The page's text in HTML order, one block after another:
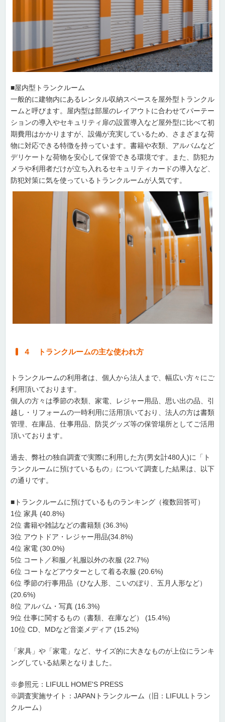
■屋内型トランクルーム
一般的に建物内にあるレンタル収納スペースを屋外型トランクル
ームと呼びます。屋内型は部屋のレイアウトに合わせてパーテー
ションの導入やセキュリティ扉の設置導入など屋外型に比べて初
期費用はかかりますが、設備が充実しているため、さまざまな荷
物に対応できる特徴を持っています。書籍や衣類、アルバムなど
デリケートな荷物を安心して保管できる環境です。また、防犯カ
メラや利用者だけが立ち入れるセキュリティカードの導入など、
防犯対策に気を使っているトランクルームが人気です。
４ トランクルームの主な使われ方
トランクルームの利用者は、個人から法人まで、幅広い方々にご
利用頂いております。
個人の方々は季節の衣類、家電、レジャー用品、思い出の品、引
越し・リフォームの一時利用に活用頂いており、法人の方は書類
管理、在庫品、仕事用品、防災グッズ等の保管場所としてご活用
頂いております。
過去、弊社の独自調査で実際に利用した方(男女計480人)に「ト
ランクルームに預けているもの」について調査した結果は、以下
の通りです。
■トランクルームに預けているものランキング（複数回答可）
1位 家具 (40.8%)
2位 書籍や雑誌などの書籍類 (36.3%)
3位 アウトドア・レジャー用品(34.8%)
4位 家電 (30.0%)
5位 コート／和服／礼服以外の衣服 (22.7%)
6位 コートなどアウターとして着る衣服 (20.6%)
6位 季節の行事用品（ひな人形、こいのぼり、五月人形など）
(20.6%)
8位 アルバム・写真 (16.3%)
9位 仕事に関するもの（書類、在庫など） (15.4%)
10位 CD、MDなど音楽メディア (15.2%)
「家具」や「家電」など、サイズ的に大きなものが上位にランキ
ングしている結果となりました。
※参照元：LIFULL HOME'S PRESS
※調査実施サイト：JAPANトランクルーム（旧：LIFULLトラン
クルーム）